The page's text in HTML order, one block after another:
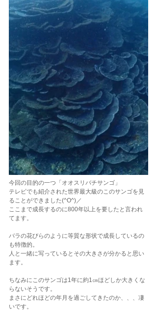
今回の目的の一つ「オオスリバチサンゴ」
テレビでも紹介された世界最大級のこのサンゴを見
ることができました(^O^)／
ここまで成長するのに800年以上を要したと言われ
てます。
バラの花びらのように等質な形状で成長しているの
も特徴的。
人と一緒に写っているとその大きさが分かると思い
ます。
ちなみにこのサンゴは1年に約1㎝ほどしか大きくな
らないそうです。
まさにどれほどの年月を過ごしてきたのか、、、凄
いです。